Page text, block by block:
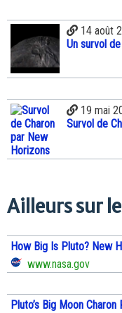
14 août
Un survol
19 mai
Survol de
Ailleurs sur
How Big Is Pluto? New
www.nasa.gov
Pluto’s Big Moon